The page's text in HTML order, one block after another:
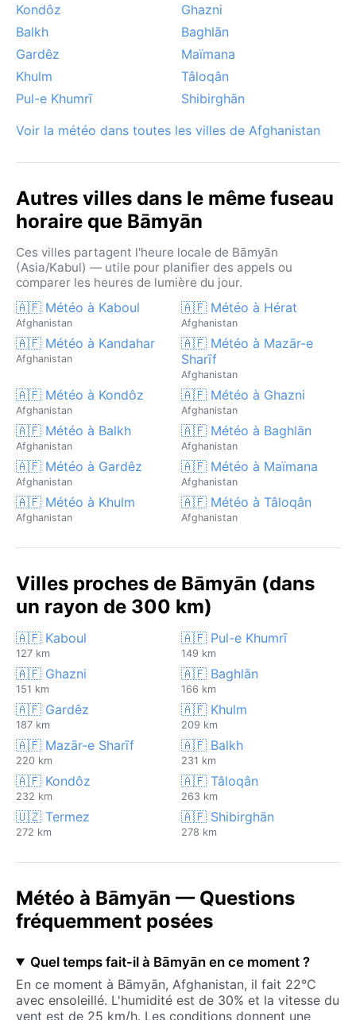
Kondôz
Ghazni
Balkh
Baghlān
Gardêz
Maïmana
Khulm
Tâloqân
Pul-e Khumrī
Shibirghān
Voir la météo dans toutes les villes de Afghanistan
Autres villes dans le même fuseau
horaire que Bāmyān
Ces villes partagent l'heure locale de Bāmyān
(Asia/Kabul) — utile pour planifier des appels ou
comparer les heures de lumière du jour.
🇦🇫 Météo à Kaboul
Afghanistan
🇦🇫 Météo à Hérat
Afghanistan
🇦🇫 Météo à Kandahar
Afghanistan
🇦🇫 Météo à Mazār-e
Sharīf
Afghanistan
🇦🇫 Météo à Kondôz
Afghanistan
🇦🇫 Météo à Ghazni
Afghanistan
🇦🇫 Météo à Balkh
Afghanistan
🇦🇫 Météo à Baghlān
Afghanistan
🇦🇫 Météo à Gardêz
Afghanistan
🇦🇫 Météo à Maïmana
Afghanistan
🇦🇫 Météo à Khulm
Afghanistan
🇦🇫 Météo à Tâloqân
Afghanistan
Villes proches de Bāmyān (dans
un rayon de 300 km)
🇦🇫 Kaboul
127 km
🇦🇫 Pul-e Khumrī
149 km
🇦🇫 Ghazni
151 km
🇦🇫 Baghlān
166 km
🇦🇫 Gardêz
187 km
🇦🇫 Khulm
209 km
🇦🇫 Mazār-e Sharīf
220 km
🇦🇫 Balkh
231 km
🇦🇫 Kondôz
232 km
🇦🇫 Tâloqân
263 km
🇺🇿 Termez
272 km
🇦🇫 Shibirghān
278 km
Météo à Bāmyān — Questions
fréquemment posées
Quel temps fait-il à Bāmyān en ce moment ?
En ce moment à Bāmyān, Afghanistan, il fait 22°C
avec ensoleillé. L'humidité est de 30% et la vitesse du
vent est de 25 km/h. Les conditions donnent une